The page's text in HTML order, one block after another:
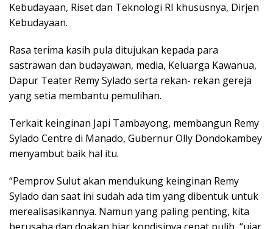
Kebudayaan, Riset dan Teknologi RI khususnya, Dirjen
Kebudayaan.
Rasa terima kasih pula ditujukan kepada para
sastrawan dan budayawan, media, Keluarga Kawanua,
Dapur Teater Remy Sylado serta rekan- rekan gereja
yang setia membantu pemulihan.
Terkait keinginan Japi Tambayong, membangun Remy
Sylado Centre di Manado, Gubernur Olly Dondokambey
menyambut baik hal itu.
“Pemprov Sulut akan mendukung keinginan Remy
Sylado dan saat ini sudah ada tim yang dibentuk untuk
merealisasikannya. Namun yang paling penting, kita